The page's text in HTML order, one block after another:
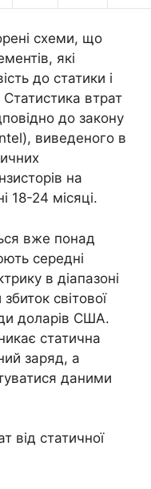
схеми, що
які
до статики і
втрат
до закону
виведеного в
на
18-24 місяці.
вже понад
середні
в діапазоні
світової
доларів США.
статична
заряд, а
даними
від статичної